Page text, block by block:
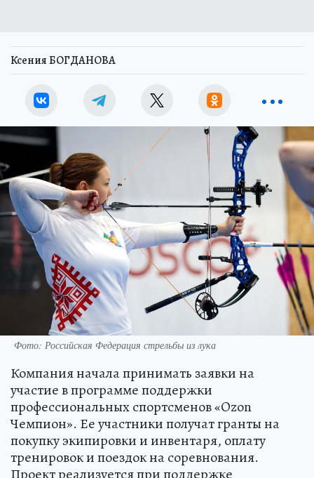
Ксения БОГДАНОВА
Фото: Российская Федерация стрельбы из лука
Компания начала принимать заявки на
участие в программе поддержки
профессиональных спортсменов «Ozon
Чемпион». Ее участники получат гранты на
покупку экипировки и инвентаря, оплату
тренировок и поездок на соревнования.
Проект реализуется при поддержке